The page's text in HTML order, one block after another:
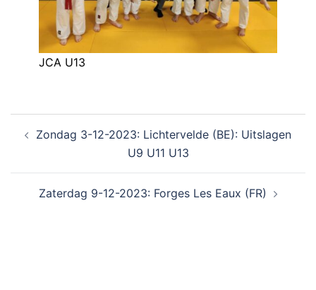
JCA U13
Zondag 3-12-2023: Lichtervelde (BE): Uitslagen
U9 U11 U13
Zaterdag 9-12-2023: Forges Les Eaux (FR)